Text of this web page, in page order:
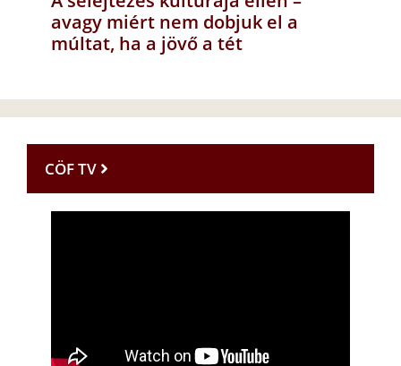
avagy miért nem dobjuk el a
múltat, ha a jövő a tét
CÖF TV